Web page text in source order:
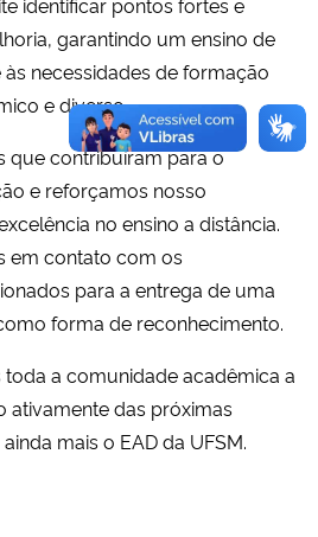
garantindo um ensino de
necessidades de formação
e diverso.
que contribuíram para o
e reforçamos nosso
no ensino a distância.
em contato com os
para a entrega de uma
forma de reconhecimento.
a comunidade acadêmica a
ativamente das próximas
mais o EAD da UFSM.